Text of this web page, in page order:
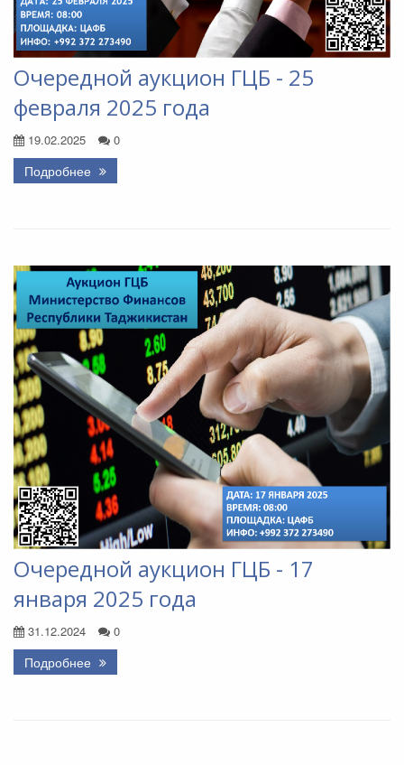
Очередной аукцион ГЦБ - 25
февраля 2025 года
19.02.2025 0
Подробнее
Очередной аукцион ГЦБ - 17
января 2025 года
31.12.2024 0
Подробнее